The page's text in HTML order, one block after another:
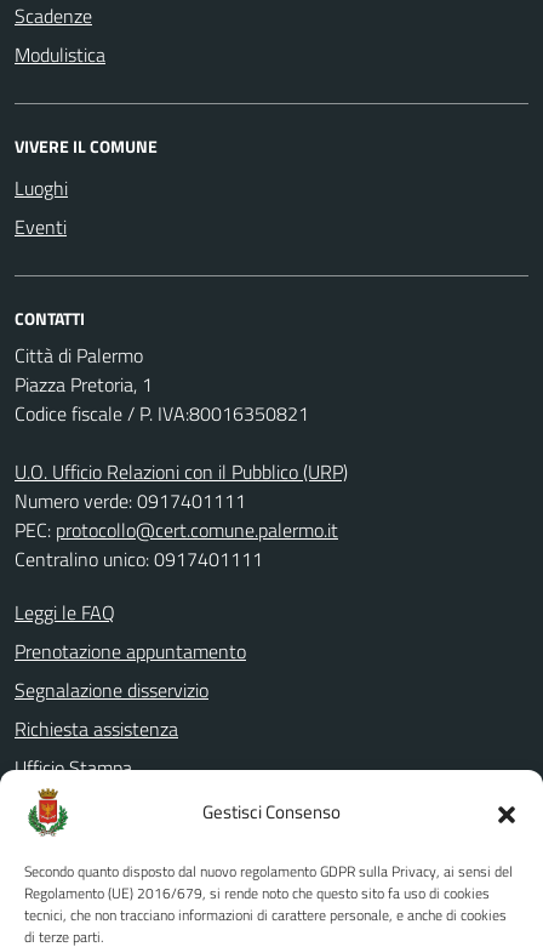
Gestisci Consenso
Secondo quanto disposto dal nuovo regolamento GDPR sulla Privacy, ai sensi del
Regolamento (UE) 2016/679, si rende noto che questo sito fa uso di cookies
tecnici, che non tracciano informazioni di carattere personale, e anche di cookies
di terze parti.
Scadenze
Modulistica
VIVERE IL COMUNE
Luoghi
Eventi
CONTATTI
Città di Palermo
Piazza Pretoria, 1
Codice fiscale / P. IVA:80016350821
U.O. Ufficio Relazioni con il Pubblico (URP)
Numero verde: 0917401111
PEC: protocollo@cert.comune.palermo.it
Centralino unico: 0917401111
Leggi le FAQ
Prenotazione appuntamento
Segnalazione disservizio
Richiesta assistenza
Ufficio Stampa
Amministrazione Trasparente
Albo pretorio
Informativa privacy
Note legali